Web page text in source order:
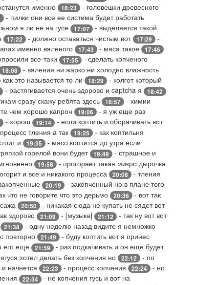
именно 16:23
- головешки древесного
- пилки они все ее система будет работать
я ли не на гусе 17:07
- выделяется такой
17:22 - должно оставаться чистым вот 17:29
-
именно вяленого 17:43 - мяса такое 17:46
все-таки 17:55
- сделать копченого
18:08 - вяления ни жарко ни холодно влажность
это называется то ли 18:29
- колгот который
- растягивается очень здорово и captcha я 18:42
сразу скажу ребята здесь 18:57
- химии
чем хорошо капрон 19:06
- я уж еще раз
- хорош 19:14
- если коптить и оборачивать вот
тления а так 19:25
- как коптильня
и 19:35
- мясо коптится до утра если
горелой вони будет 19:49
- страшное и
19:58
- прогорает такая микро дырочка
и все и никакого процесса 20:08
- тления
20:19
- закопченный но в плане того
что не говорите что это дерьмо 20:36
- вот так
20:50
- никакая сюда не купать не сядет вот
здорово 21:09 - [музыка] 21:12
- так ну вот вот
21:38 - одну неделю назад видите я немножко
повторно 21:49
- буду коптить вот я принес
его еще 21:59
- раз подкачивать и он еще будет
хотел делать без копчения но 22:12
- по
начнется 22:23 - процесс копчения 22:24
- но
22:34
- не копчения гусь и вот на